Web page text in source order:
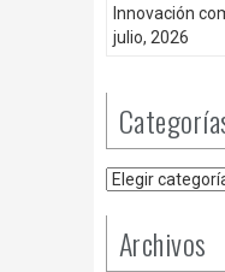
Innovación
julio, 2026
Categorías
Archivos